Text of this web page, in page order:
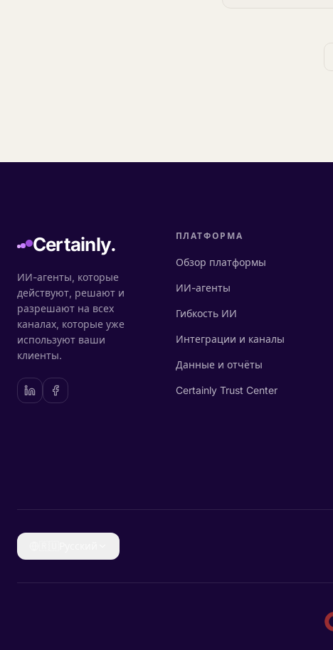
Certainly.
ИИ-агенты, которые
действуют, решают и
разрешают на всех
каналах, которые уже
используют ваши
клиенты.
ПЛАТФОРМА
Обзор платформы
ИИ-агенты
Гибкость ИИ
Интеграции и каналы
Данные и отчёты
Certainly Trust Center